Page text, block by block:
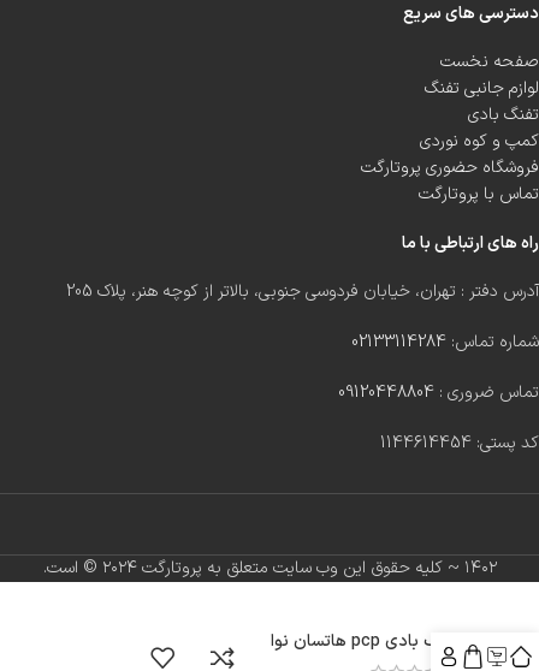
دسترسی های سریع
صفحه نخست
لوازم جانبی تفنگ
تفنگ بادی
کمپ و کوه نوردی
فروشگاه حضوری پروتارگت
تماس با پروتارگت
راه های ارتباطی با ما
آدرس دفتر : تهران، خیابان فردوسی جنوبی، بالاتر از کوچه هنر، پلاک 205
شماره تماس: 02133114284
تماس ضروری : 09120448804
کد پستی: 1144614454
۱۴۰۲ ~ کلیه حقوق این وب سایت متعلق به پروتارگت ۲۰۲۴ ©️ است.
تفنگ بادی pcp هاتسان نوا